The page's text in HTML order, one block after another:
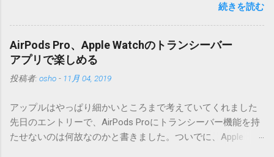
りませんので無視してください。MacOS XでZIP圧縮している
ため、Mac独自のファイル情報が含まれてしまうようで
す。） Ver.0.3.0以降用の差分ファイルはこちら 。ZIP圧縮して
まとめてあります。いまのバージョン番号と同じバージョン
合は一つずつ順に適用していく必要があります。0.5.0以降
ません。改造してる方向けに、バージョンアップポイントを
お知らせするのが主な目的となっています。 まずはどんなふ
うに使うものか説明し、設置方法は後述します。 使い方 メー
の名前としてはいまだにiOSのままとか、そん
な理由じゃないでしょうね。 それは混乱のも
ア・アップデートのセキュリティコンテンツ
については、以下のWebサイトをご覧くださ
い」の部分。 セキュリティコンテンツ…？ こ
す。人によってはここで悩んだ結果、アップ
デートをしない人も出てきそうですよ。アッ
プデートに限らず、分からないけどやってみ
続きを読む
AirPods Pro、Apple Watchのトランシーバー
アプリで楽しめる
投稿者: osho - 11月 04, 2019
アップルはやっぱり細かいところまで考えていてくれました
先日のエントリーで、AirPods Proにトランシーバー機能を持
たせないのは何故なのかと書きました。ついでに、Apple